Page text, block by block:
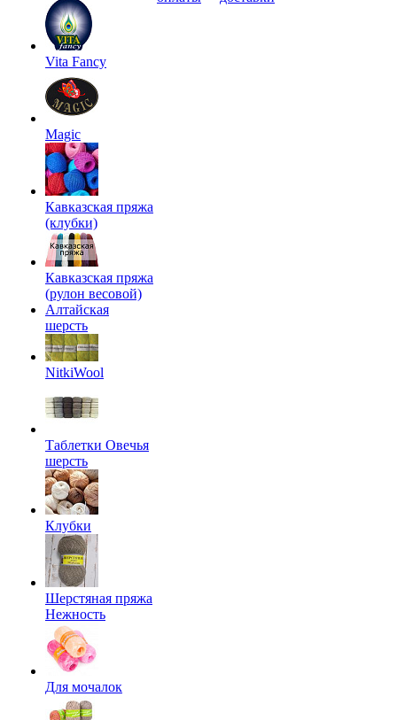
Vita Fancy
Magic
Кавказская пряжа
(клубки)
Кавказская пряжа
(рулон весовой)
Алтайская
шерсть
NitkiWool
Таблетки Овечья
шерсть
Клубки
Шерстяная пряжа
Нежность
Для мочалок